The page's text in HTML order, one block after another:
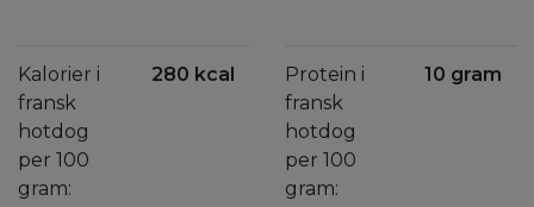
Kalorier i
fransk
hotdog
per 100
gram:
280 kcal
Protein i
fransk
hotdog
per 100
gram:
10 gram